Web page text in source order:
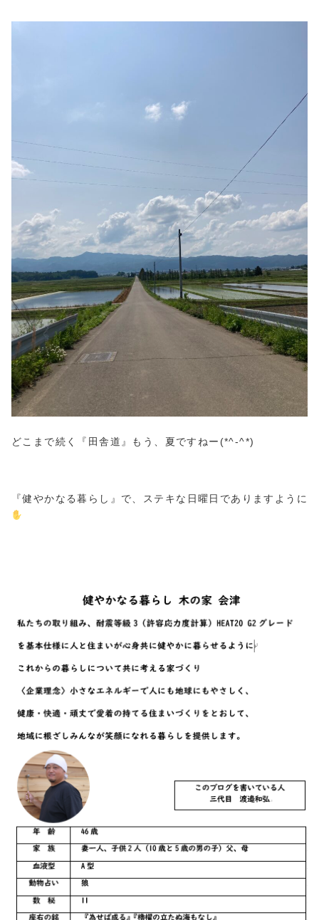
どこまで続く『田舎道』もう、夏ですねー(*^-^*)
『健やかなる暮らし』で、ステキな日曜日でありますように